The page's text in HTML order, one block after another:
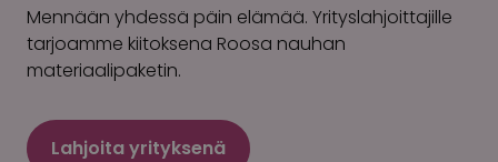
Mennään yhdessä päin elämää. Yrityslahjoittajille
tarjoamme kiitoksena Roosa nauhan
materiaalipaketin.
Lahjoita yrityksenä